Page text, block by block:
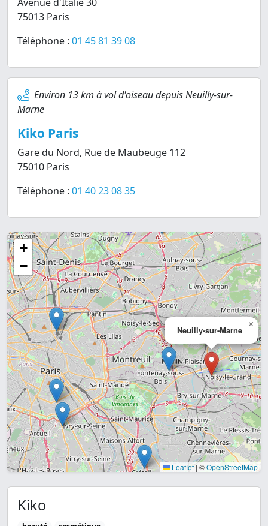
75013 Paris
Téléphone : 01 45 81 39 08
Environ 13 km à vol d'oiseau depuis Neuilly-sur-
Marne
Kiko Paris
Gare du Nord, Rue de Maubeuge 112
75010 Paris
Téléphone : 01 40 23 08 35
Neuilly-sur-Marne
×
+
−
Leaflet | ©OpenStreetMap
Kiko